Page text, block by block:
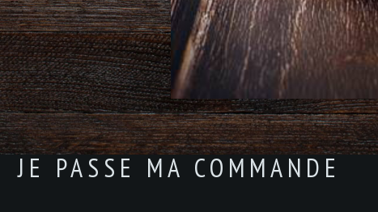
JE PASSE MA COMMANDE